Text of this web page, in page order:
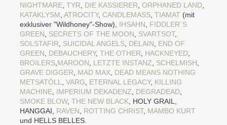
NIGHTMARE TYR DIE KASSIERER ORPHANED LAND
KATAKLYSM ATROCITY, CANDLEMASS TIAMAT (mit
exklusiver "Wildhoney"-Show), IHSAHN
FIDDLER´S
GREEN
SECRETS OF THE MOON SVARTSOT,
SOLSTAFIR
SUICIDAL ANGELS DELAIN
END OF
GREEN
DEBAUCHERY, THE OTHER HACKNEYED
BROILERS MAROON LETZTE INSTANZ SCHELMISH
GRAVE DIGGER
MAD MAX DEAD MEANS NOTHING
METSATÖLL
VARG ETERNAL LEGACY, KILLING
MACHINE IMPERIUM DEKADENZ DEGRADEAD
SMOKE BLOW, THE NEW BLACK , HOLY GRAIL,
HANGGAI, RAVEN ROTTING CHRIST, MAMBO KURT
und HELLS BELLES.